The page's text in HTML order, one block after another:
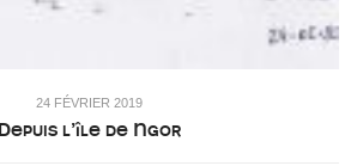
24 FÉVRIER 2019
Depuis l’île de Ngor